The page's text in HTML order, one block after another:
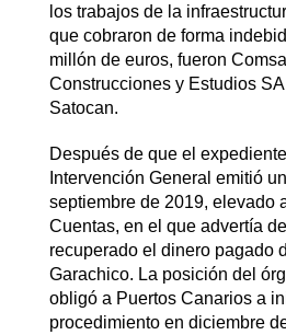
los trabajos de la
que cobraron de forma
millón de euros, fueron
Construcciones y Estudios
Satocan.
Después de que el
Intervención General emitió
septiembre de 2019, elevado
Cuentas, en el que advertía
recuperado el dinero pagado
Garachico. La posición del
obligó a Puertos Canarios a
procedimiento en diciembre